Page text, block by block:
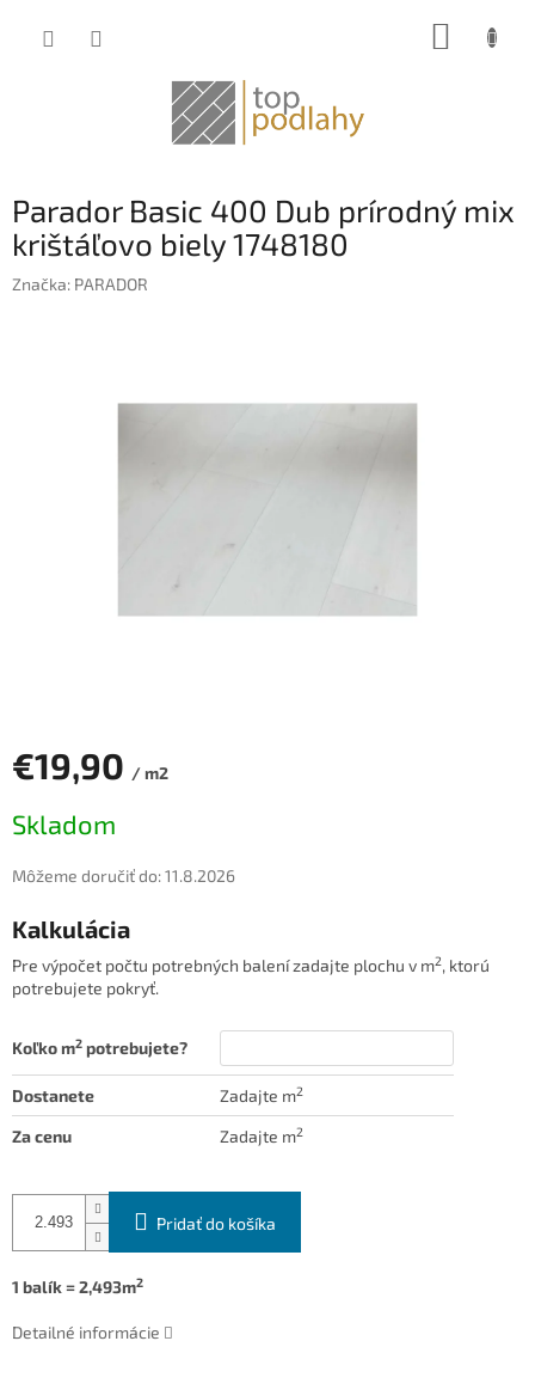
Parador Basic 400 Dub prírodný mix
krištáľovo biely 1748180
Značka: PARADOR
€19,90 / m2
cena:
Skladom
Môžeme doručiť do:11.8.2026
Kalkulácia
Pre výpočet počtu potrebných balení zadajte plochu v m2, ktorú
potrebujete pokryť.
Koľko m2 potrebujete?
Dostanete Zadajte m2
Za cenu Zadajte m2
Pridať do košíka
1 balík = 2,493m2
Detailné informácie